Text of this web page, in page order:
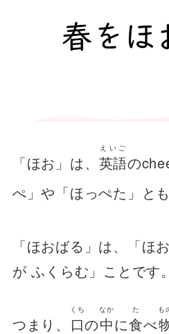
「ほお」は、 英語
えいご
の
ぺ」や「ほっぺた」とも
「ほおばる」は、「ほ
が ふくらむ」ことです。
つまり、 口
くち
の中
なか
に食
た
べ
も